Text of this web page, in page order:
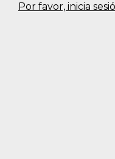
Por favor, inicia